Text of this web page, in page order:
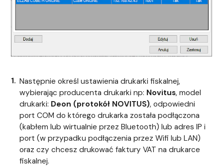
Następnie określ ustawienia drukarki fiskalnej,
wybierając producenta drukarki np: Novitus, model
drukarki: Deon (protokół NOVITUS), odpowiedni
port COM do którego drukarka została podłączona
(kabłem lub wirtualnie przez Bluetooth) lub adres IP i
port (w przypadku podłączenia przez Wifi lub LAN)
oraz czy chcesz drukować faktury VAT na drukarce
fiskalnej.